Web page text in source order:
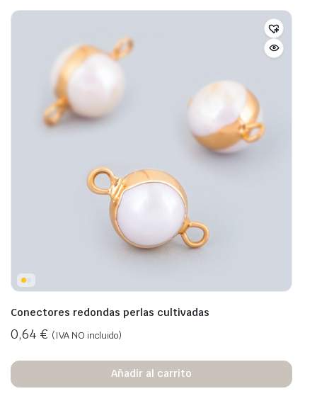
Conectores redondas perlas cultivadas
0,64 € (IVA NO incluido)
Añadir al carrito